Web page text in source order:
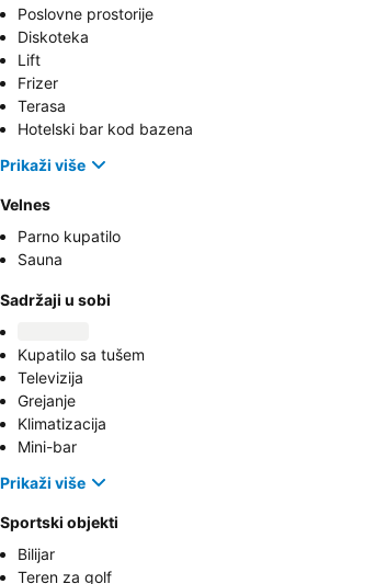
Poslovne prostorije
Diskoteka
Lift
Frizer
Terasa
Hotelski bar kod bazena
Prikaži više
Velnes
Parno kupatilo
Sauna
Sadržaji u sobi
Kupatilo sa tušem
Televizija
Grejanje
Klimatizacija
Mini-bar
Prikaži više
Sportski objekti
Bilijar
Teren za golf